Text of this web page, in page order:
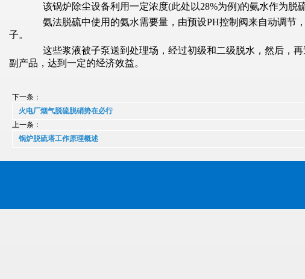
该锅炉除尘设备利用一定浓度(此处以28%为例)的氨水作为脱
氨法脱硫中使用的氨水需要量，由预设PH控制阀来自动调节，
子。
这些浆液被子泵送到处理场，经过初级和二级脱水，然后，再
副产品，达到一定的经济效益。
下一条：
火电厂烟气脱硫脱硝势在必行
上一条：
锅炉脱硫塔工作原理概述